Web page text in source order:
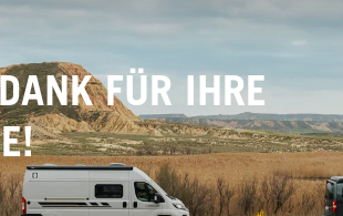
FÜR IHRE